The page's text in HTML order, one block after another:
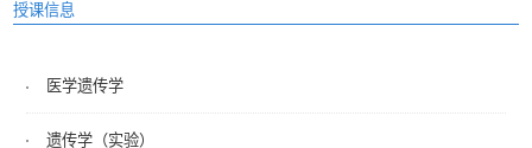
授课信息
医学遗传学
遗传学（实验）